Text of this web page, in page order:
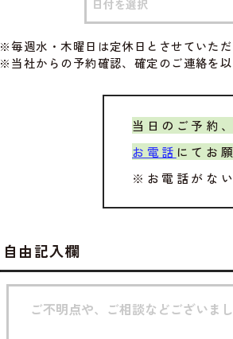
※毎週水・木曜日は定休日とさせていただ
※当社からの予約確認、確定のご連絡を
当日のご予約
お電話 にてお
※お電話がな
自由記入欄